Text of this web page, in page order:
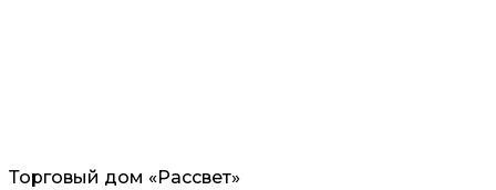
Торговый дом «Рассвет»